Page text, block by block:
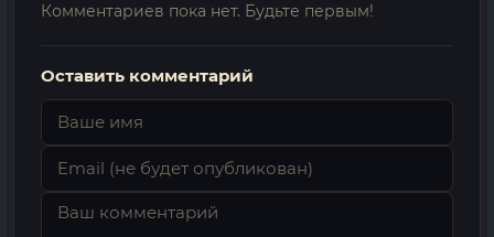
Комментариев пока нет. Будьте первым!
Оставить комментарий